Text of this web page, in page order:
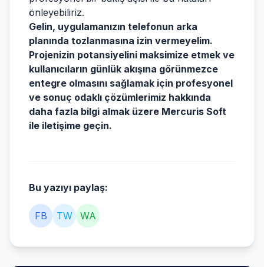
önleyebiliriz.
Gelin, uygulamanızın telefonun arka
planında tozlanmasına izin vermeyelim.
Projenizin potansiyelini maksimize etmek ve
kullanıcıların günlük akışına görünmezce
entegre olmasını sağlamak için profesyonel
ve sonuç odaklı çözümlerimiz hakkında
daha fazla bilgi almak üzere Mercuris Soft
ile iletişime geçin.
Bu yazıyı paylaş:
FB TW WA